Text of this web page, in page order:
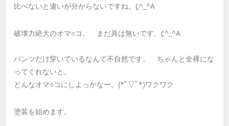
比べないと違いが分からないですね。(;^_^A
破壊力絶大のオマ○コ。 まだ具は無いです。(;^_^A
パンツだけ穿いているなんて不自然です。 ちゃんと全裸にな
ってくれないと。
どんなオマ○コにしよっかなー。(*ﾟ▽ﾟ*)ワクワク
塗装を始めます。